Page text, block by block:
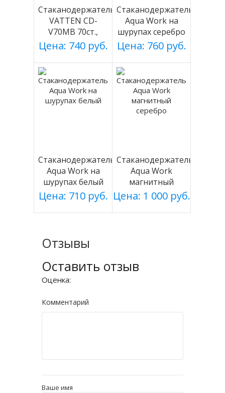
Стаканодержатель
VATTEN CD-
V70MB 70ст.,
черный, магнит.
Цена: 740 руб.
Стаканодержатель
Aqua Work на
шурупах серебро
Цена: 760 руб.
Стаканодержатель
Aqua Work на
шурупах белый
Цена: 710 руб.
Стаканодержатель
Aqua Work
магнитный
серебро
Цена: 1 000 руб.
Отзывы
Оставить отзыв
Оценка:
Комментарий
Ваше имя